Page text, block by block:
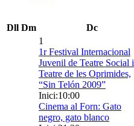
Dll Dm Dc
1
1r Festival Internacional
Juvenil de Teatre Social i
Teatre de les Oprimides,
“Sin Telón 2009”
Inici:10:00
Cinema al Forn: Gato
negro, gato blanco